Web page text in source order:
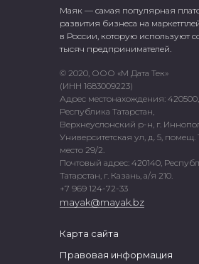
Маяк — самая популярная
развития бизнеса на
в России, которую используют
тысяч предпринимателей.
© 2020, ООО «М Дата Тек»
(ИНН 1683009223)
Адрес местонахождения: 420500,
Республика Татарстан,
Верхнеуслонский р-н, г.
Университетская ул, д. 5, помещ.
место 29/2.
Почтовый адрес: 420140,
Татарстан, г. Казань, а/я 210.
+7 969 124-72-33
mayak@mayak.bz
Карта сайта
Правовая информация